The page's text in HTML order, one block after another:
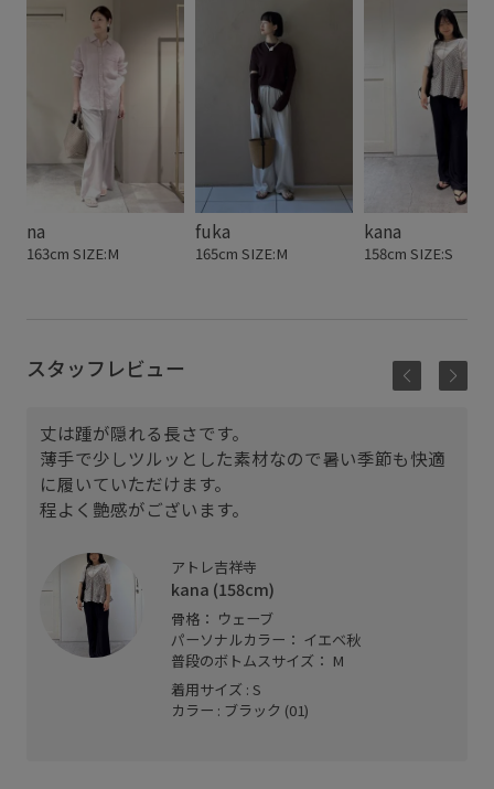
na
163cm SIZE:M
fuka
165cm SIZE:M
kana
158cm SIZE:S
スタッフレビュー
丈は踵が隠れる長さです。
薄手で少しツルッとした素材なので暑い季節も快適
に履いていただけます。
程よく艶感がございます。
アトレ吉祥寺
kana (158cm)
骨格： ウェーブ
パーソナルカラー： イエベ秋
普段のボトムスサイズ： M
着用サイズ : S
カラー : ブラック (01)